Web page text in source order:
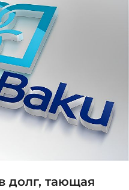
долг, тающая